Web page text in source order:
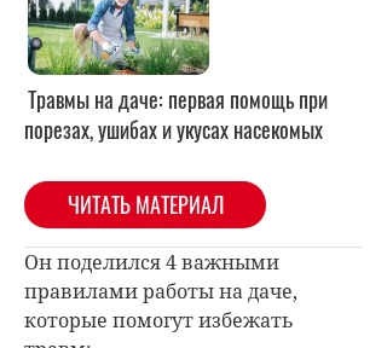
Травмы на даче: первая помощь при
порезах, ушибах и укусах насекомых
ЧИТАТЬ МАТЕРИАЛ
Он поделился 4 важными
правилами работы на даче,
которые помогут избежать